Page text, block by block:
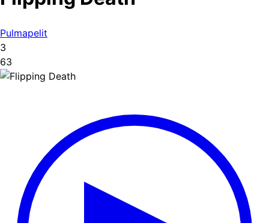
Pulmapelit
3
63